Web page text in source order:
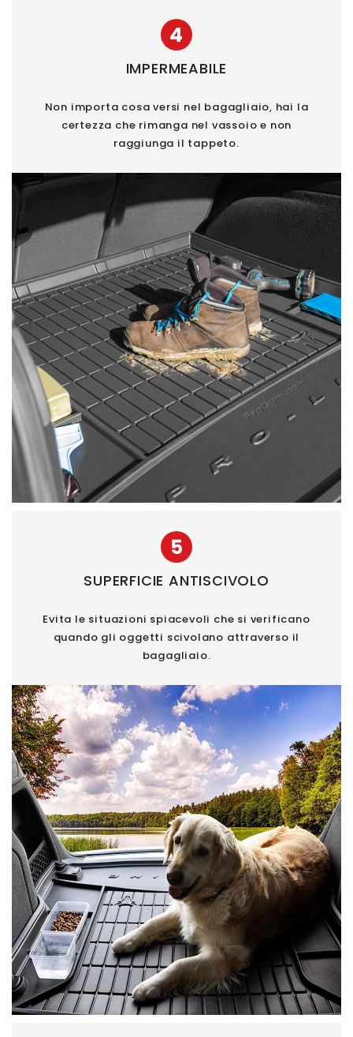
4
IMPERMEABILE
Non importa cosa versi nel bagagliaio, hai la
certezza che rimanga nel vassoio e non
raggiunga il tappeto.
5
SUPERFICIE ANTISCIVOLO
Evita le situazioni spiacevoli che si verificano
quando gli oggetti scivolano attraverso il
bagagliaio.